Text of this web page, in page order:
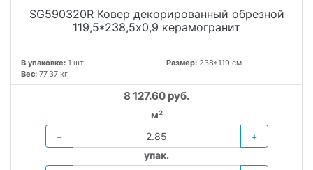
SG590320R Ковер декорированный обрезной
119,5*238,5x0,9 керамогранит
В упаковке: 1 шт Размер: 238*119 см
Вес: 77.37 кг
8 127.60 руб.
м²
−
+
упак.